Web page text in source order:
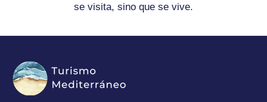
se visita, sino que se vive.